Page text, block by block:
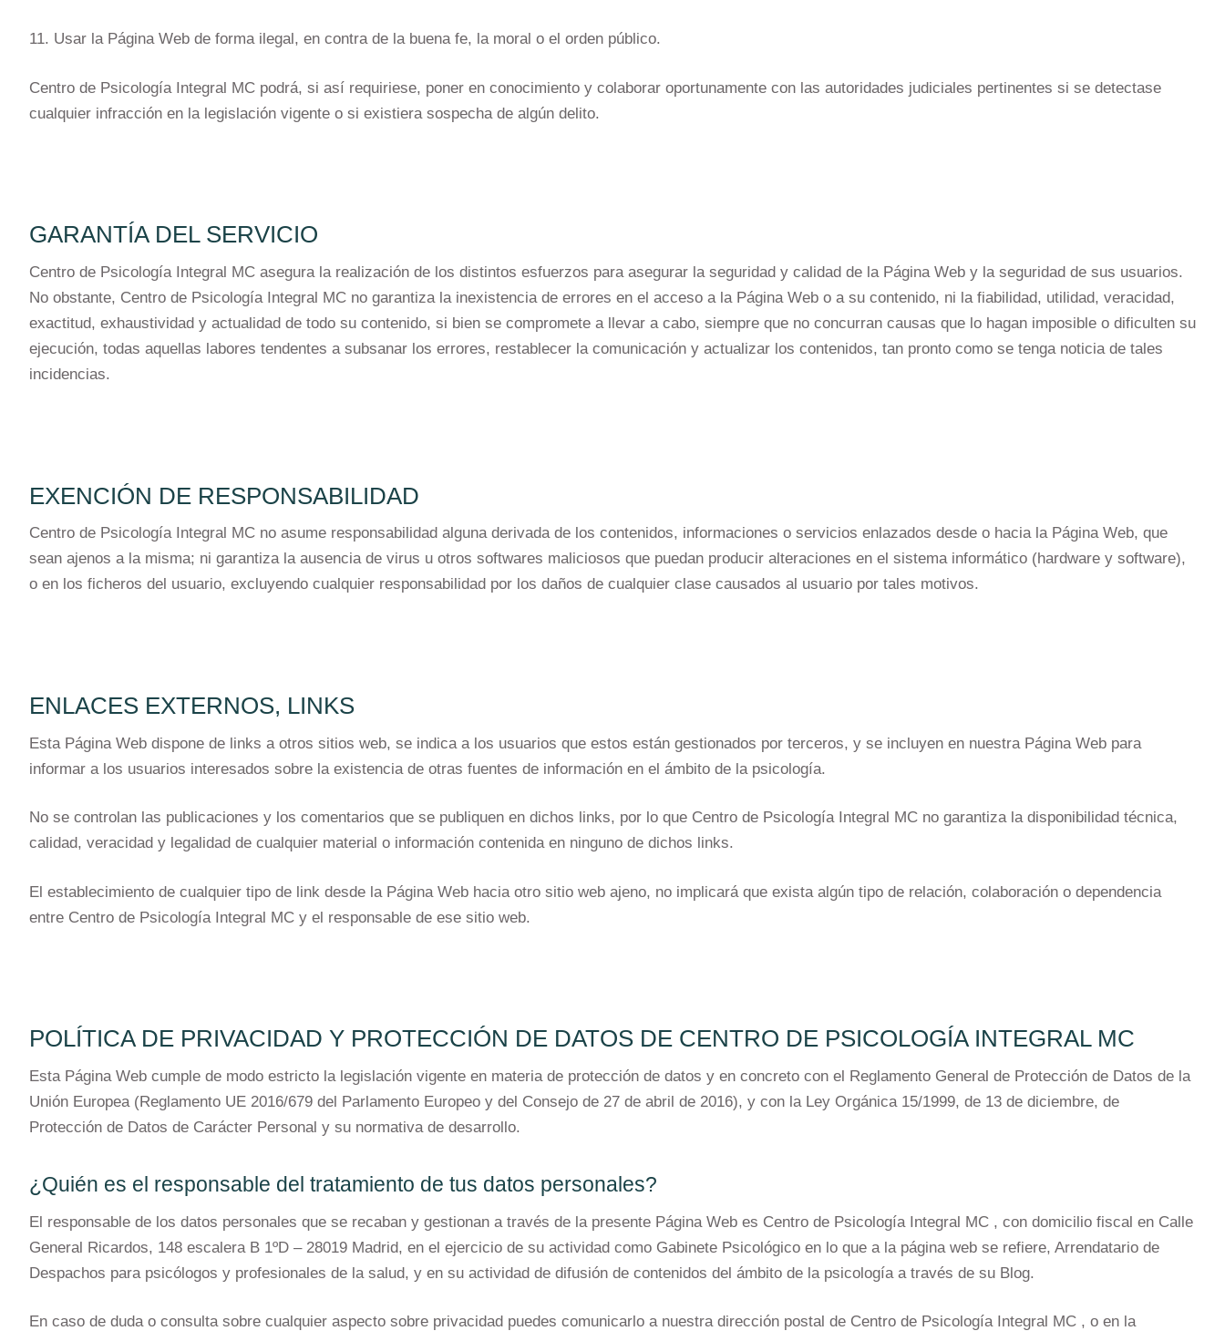
11. Usar la Página Web de forma ilegal, en contra de la buena fe, la moral o el orden público.
Centro de Psicología Integral MC podrá, si así requiriese, poner en conocimiento y colaborar oportunamente con las autoridades judiciales pertinentes si se detectase
cualquier infracción en la legislación vigente o si existiera sospecha de algún delito.
GARANTÍA DEL SERVICIO
Centro de Psicología Integral MC asegura la realización de los distintos esfuerzos para asegurar la seguridad y calidad de la Página Web y la seguridad de sus usuarios.
No obstante, Centro de Psicología Integral MC no garantiza la inexistencia de errores en el acceso a la Página Web o a su contenido, ni la fiabilidad, utilidad, veracidad,
exactitud, exhaustividad y actualidad de todo su contenido, si bien se compromete a llevar a cabo, siempre que no concurran causas que lo hagan imposible o dificulten su
ejecución, todas aquellas labores tendentes a subsanar los errores, restablecer la comunicación y actualizar los contenidos, tan pronto como se tenga noticia de tales
incidencias.
EXENCIÓN DE RESPONSABILIDAD
Centro de Psicología Integral MC no asume responsabilidad alguna derivada de los contenidos, informaciones o servicios enlazados desde o hacia la Página Web, que
sean ajenos a la misma; ni garantiza la ausencia de virus u otros softwares maliciosos que puedan producir alteraciones en el sistema informático (hardware y software),
o en los ficheros del usuario, excluyendo cualquier responsabilidad por los daños de cualquier clase causados al usuario por tales motivos.
ENLACES EXTERNOS, LINKS
Esta Página Web dispone de links a otros sitios web, se indica a los usuarios que estos están gestionados por terceros, y se incluyen en nuestra Página Web para
informar a los usuarios interesados sobre la existencia de otras fuentes de información en el ámbito de la psicología.
No se controlan las publicaciones y los comentarios que se publiquen en dichos links, por lo que Centro de Psicología Integral MC no garantiza la disponibilidad técnica,
calidad, veracidad y legalidad de cualquier material o información contenida en ninguno de dichos links.
El establecimiento de cualquier tipo de link desde la Página Web hacia otro sitio web ajeno, no implicará que exista algún tipo de relación, colaboración o dependencia
entre Centro de Psicología Integral MC y el responsable de ese sitio web.
POLÍTICA DE PRIVACIDAD Y PROTECCIÓN DE DATOS DE CENTRO DE PSICOLOGÍA INTEGRAL MC
Esta Página Web cumple de modo estricto la legislación vigente en materia de protección de datos y en concreto con el Reglamento General de Protección de Datos de la
Unión Europea (Reglamento UE 2016/679 del Parlamento Europeo y del Consejo de 27 de abril de 2016), y con la Ley Orgánica 15/1999, de 13 de diciembre, de
Protección de Datos de Carácter Personal y su normativa de desarrollo.
¿Quién es el responsable del tratamiento de tus datos personales?
El responsable de los datos personales que se recaban y gestionan a través de la presente Página Web es Centro de Psicología Integral MC , con domicilio fiscal en Calle
General Ricardos, 148 escalera B 1ºD – 28019 Madrid, en el ejercicio de su actividad como Gabinete Psicológico en lo que a la página web se refiere, Arrendatario de
Despachos para psicólogos y profesionales de la salud, y en su actividad de difusión de contenidos del ámbito de la psicología a través de su Blog.
En caso de duda o consulta sobre cualquier aspecto sobre privacidad puedes comunicarlo a nuestra dirección postal de Centro de Psicología Integral MC , o en la